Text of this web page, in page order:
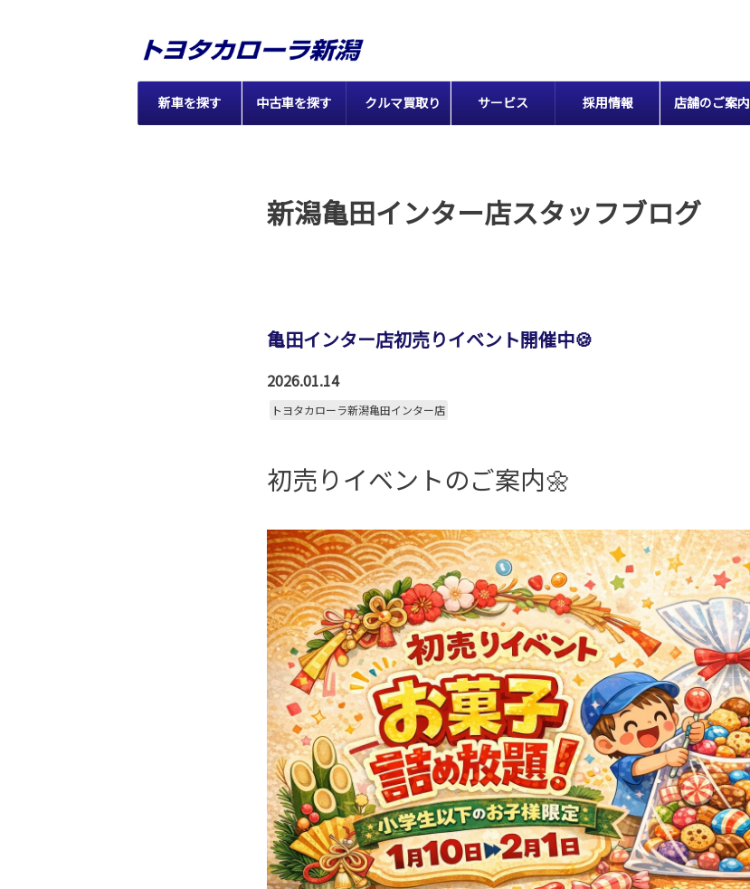
新車を探す 中古車を探す クルマ買取り サービス 採用情報 店舗のご案内
新潟亀田インター店スタッフブログ
亀田インター店初売りイベント開催中🍪
2026.01.14
トヨタカローラ新潟亀田インター店
初売りイベントのご案内🌼